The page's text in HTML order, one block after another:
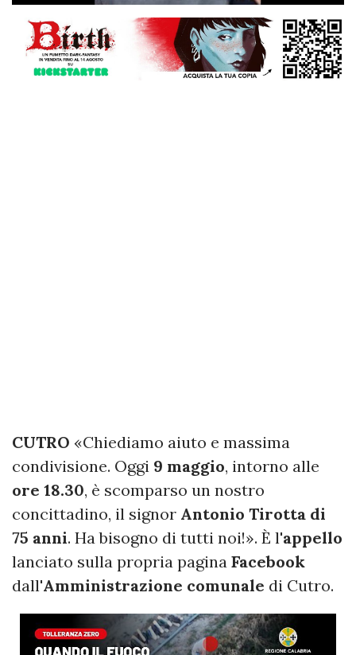
CUTRO «Chiediamo aiuto e massima
condivisione. Oggi 9 maggio, intorno alle
ore 18.30, è scomparso un nostro
concittadino, il signor Antonio Tirotta di
75 anni. Ha bisogno di tutti noi!». È l'appello
lanciato sulla propria pagina Facebook
dall'Amministrazione comunale di Cutro.